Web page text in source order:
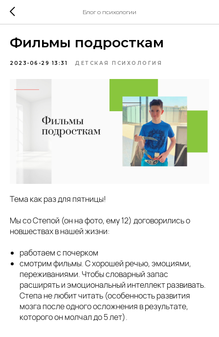
Блог о психологии
Фильмы подросткам
2023-06-29 13:31 ДЕТСКАЯ ПСИХОЛОГИЯ
Тема как раз для пятницы!
Мы со Степой (он на фото, ему 12) договорились о
новшествах в нашей жизни:
работаем с почерком
смотрим фильмы. С хорошей речью, эмоциями,
переживаниями. Чтобы словарный запас
расширять и эмоциональный интеллект развивать.
Степа не любит читать (особенность развития
мозга после одного осложнения в результате,
которого он молчал до 5 лет).